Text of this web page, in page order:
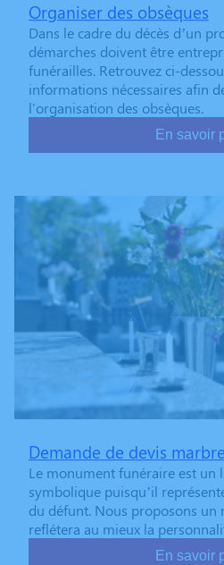
Organiser des obsèques
Dans le cadre du décès d’un
démarches doivent être
funérailles. Retrouvez ci-
informations nécessaires afin
l'organisation des obsèques.
En savoir
Demande de devis
Le monument funéraire est un
symbolique puisqu’il
du défunt. Nous proposons
reflétera au mieux la
En savoir